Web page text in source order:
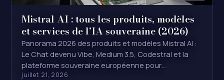
Mistral AI : tous les produits, modèles
et services de l’IA souveraine (2026)
Panorama 2026 des produits et modèles Mistral AI :
Le Chat devenu Vibe, Medium 3.5, Codestral et la
plateforme souveraine européenne pour…
juillet 21, 2026